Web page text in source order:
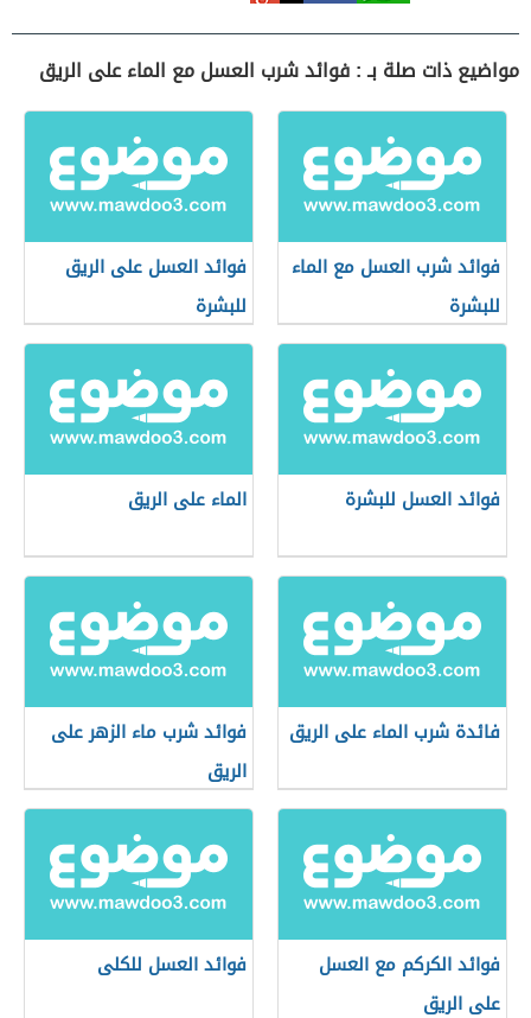
مواضيع ذات صلة بـ : فوائد شرب العسل مع الماء على الريق
فوائد شرب العسل مع الماء
للبشرة
فوائد العسل على الريق
للبشرة
فوائد العسل للبشرة الماء على الريق
فائدة شرب الماء على الريق
فوائد شرب ماء الزهر على
الريق
فوائد الكركم مع العسل
على الريق
فوائد العسل للكلى